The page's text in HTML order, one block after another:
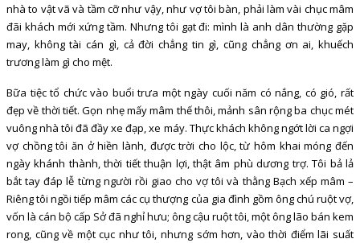
nhà to vật vã và tầm cỡ như vậy, như vợ tôi bàn, phải làm vài chục mâm
đãi khách mới xứng tầm. Nhưng tôi gạt đi: mình là anh dân thường gặp
may, không tài cán gì, cả đời chẳng tin gì, cũng chẳng ơn ai, khuếch
trương làm gì cho mệt.
Bữa tiệc tổ chức vào buổi trưa một ngày cuối năm có nắng, có gió, rất
đẹp về thời tiết. Gọn nhẹ mấy mâm thế thôi, mảnh sân rộng ba chục mét
vuông nhà tôi đã đầy xe đạp, xe máy. Thực khách không ngớt lời ca ngợi
vợ chồng tôi ăn ở hiền lành, được trời cho lộc, từ hôm khai móng đến
ngày khánh thành, thời tiết thuận lợi, thật âm phù dương trợ. Tôi bả lả
bắt tay đáp lễ từng người rồi giao cho vợ tôi và thằng Bạch xếp mâm –
Riêng tôi ngồi tiếp mâm các cụ thượng của gia đình gồm ông chú ruột vợ,
vốn là cán bộ cấp Sở đã nghỉ hưu; ông cậu ruột tôi, một ông lão bán kem
rong, cũng về một cục như tôi, nhưng sớm hơn, vào thời điểm lãi suất